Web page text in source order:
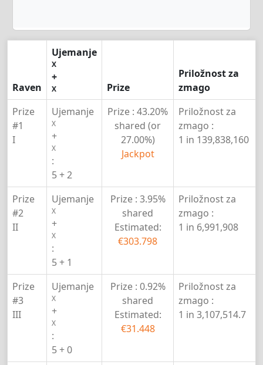
Raven
Ujemanje
X
+
X Prize
Priložnost za
zmago
Prize
#1
I
Ujemanje
X
+
X
:
5 + 2
Prize : 43.20%
shared (or
27.00%)
Jackpot
Priložnost za
zmago :
1 in 139,838,160
Prize
#2
II
Ujemanje
X
+
X
:
5 + 1
Prize : 3.95%
shared
Estimated:
€303.798
Priložnost za
zmago :
1 in 6,991,908
Prize
#3
III
Ujemanje
X
+
X
:
5 + 0
Prize : 0.92%
shared
Estimated:
€31.448
Priložnost za
zmago :
1 in 3,107,514.7